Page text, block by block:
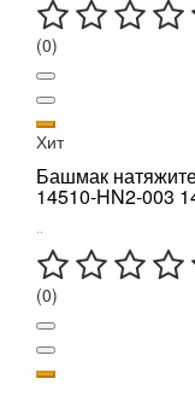
(0)
Хит
Башмак
14510-HN2-003
(0)